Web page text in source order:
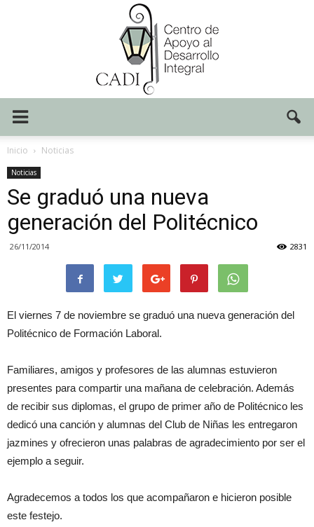
CADI
Inicio Noticias
Noticias
Se graduó una nueva
generación del Politécnico
26/11/2014 2831
El viernes 7 de noviembre se graduó una nueva generación del
Politécnico de Formación Laboral.
Familiares, amigos y profesores de las alumnas estuvieron
presentes para compartir una mañana de celebración. Además
de recibir sus diplomas, el grupo de primer año de Politécnico les
dedicó una canción y alumnas del Club de Niñas les entregaron
jazmines y ofrecieron unas palabras de agradecimiento por ser el
ejemplo a seguir.
Agradecemos a todos los que acompañaron e hicieron posible
este festejo.